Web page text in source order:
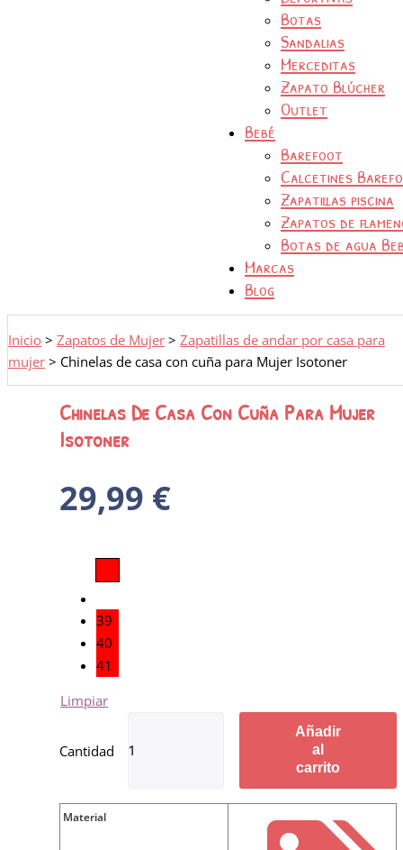
Botas
Sandalias
Merceditas
Zapato Blúcher
Outlet
Bebé
Barefoot
Calcetines
Zapatillas piscina
Zapatos de
Botas de agua
Marcas
Blog
Inicio > Zapatos de Mujer > Zapatillas de andar por casa para
mujer > Chinelas de casa con cuña para Mujer Isotoner
Chinelas De Casa Con Cuña Para Mujer
Isotoner
29,99 €
39
40
41
Limpiar
Añadir
al
carrito
Material